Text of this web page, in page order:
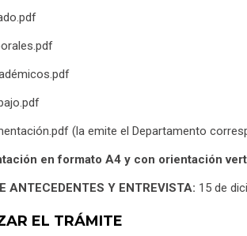
(la emite el Departamento
en formato A4 y con orientación
ANTECEDENTES Y ENTREVISTA: 15 de
EL TRÁMITE